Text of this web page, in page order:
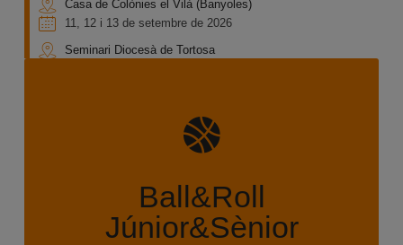
Casa de Colònies el Vilà (Banyoles)
11, 12 i 13 de setembre de 2026
Seminari Diocesà de Tortosa
Ball&Roll
Júnior&Sènior
Entrenaments i partits per fer una preparació
global i específica de la temporada, exclusiu per a
MÉS INFORMACIÓ